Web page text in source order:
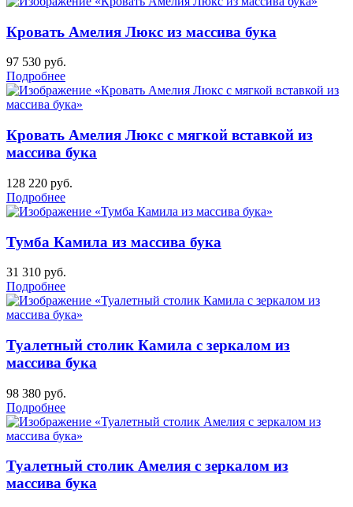
Кровать Амелия Люкс из массива бука
97 530 руб.
Подробнее
Кровать Амелия Люкс с мягкой вставкой из
массива бука
128 220 руб.
Подробнее
Тумба Камила из массива бука
31 310 руб.
Подробнее
Туалетный столик Камила с зеркалом из
массива бука
98 380 руб.
Подробнее
Туалетный столик Амелия с зеркалом из
массива бука